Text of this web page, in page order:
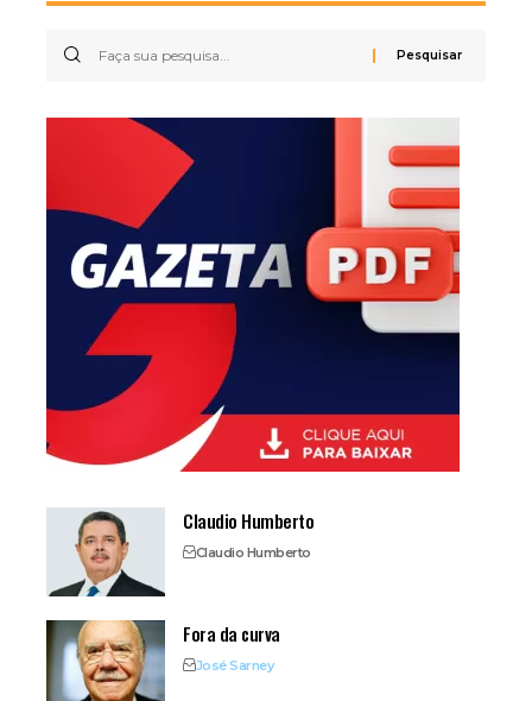
Claudio Humberto
Claudio Humberto
Fora da curva
José Sarney